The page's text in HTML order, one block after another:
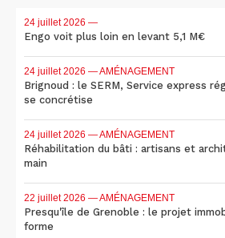
24 juillet 2026 —
Engo voit plus loin en levant 5,1 M€
24 juillet 2026 — AMÉNAGEMENT
Brignoud : le SERM, Service express
se concrétise
24 juillet 2026 — AMÉNAGEMENT
Réhabilitation du bâti : artisans et
main
22 juillet 2026 — AMÉNAGEMENT
Presqu'île de Grenoble : le projet
forme